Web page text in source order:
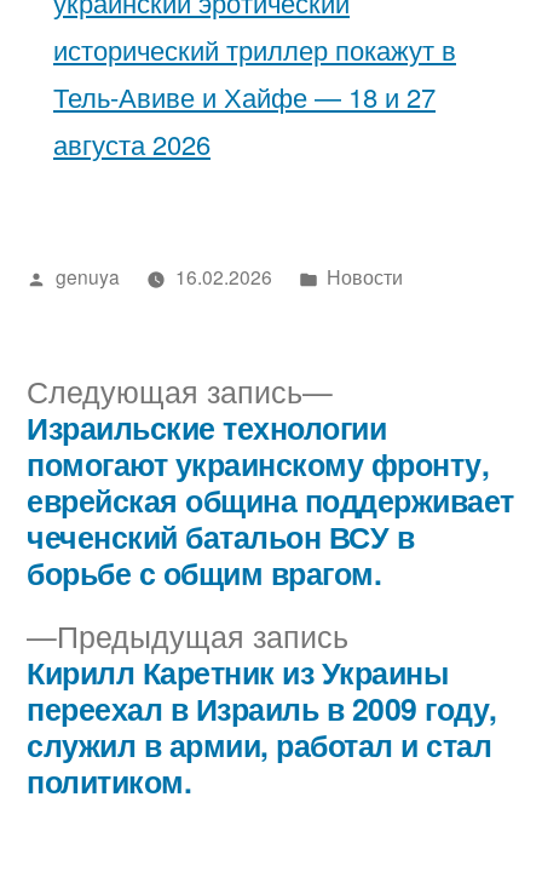
исторический триллер покажут в
Тель-Авиве и Хайфе — 18 и 27
августа 2026
Написано
genuya 16.02.2026
Написано
Новости
Навигация
по
записям
Предыдущая запись
запись:
Кирилл Каретник из Украины
переехал в Израиль в 2009 году,
служил в армии, работал и стал
политиком.
Следующая запись
Следующая
запись:
Израильские технологии
помогают украинскому фронту,
еврейская община поддерживает
чеченский батальон ВСУ в
борьбе с общим врагом.